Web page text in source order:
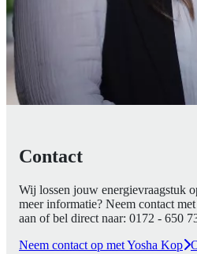
Contact
Wij lossen jouw energievraagstuk
meer informatie? Neem contact
aan of bel direct naar: 0172 - 650
Neem contact op met Yosha Kop